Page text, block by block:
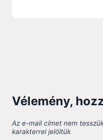
Vélemény,
Az e-mail címet nem
karakterrel jelöltük